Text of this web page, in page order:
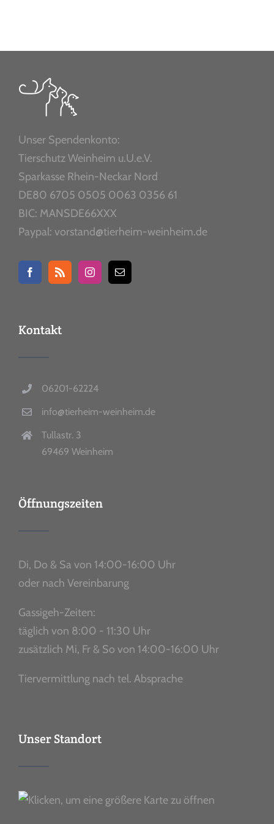
Unser Spendenkonto:
Tierschutz Weinheim u.U.e.V.
Sparkasse Rhein-Neckar Nord
DE80 6705 0505 0063 0356 61
BIC: MANSDE66XXX
Paypal: vorstand@tierheim-weinheim.de
Kontakt
06201-62224
info@tierheim-weinheim.de
Tullastr. 3
69469 Weinheim
Öffnungszeiten
Di, Do & Sa von 14:00-16:00 Uhr
oder nach Vereinbarung
Gassigeh-Zeiten:
täglich von 8:00 - 11:30 Uhr
zusätzlich Mi, Fr & So von 14:00-16:00 Uhr
Tiervermittlung nach tel. Absprache
Unser Standort